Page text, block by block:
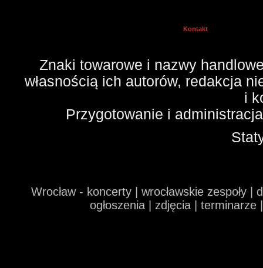
Kontakt
Znaki towarowe i nazwy
własnością ich autorów, redakcja
i
Przygotowanie i
Wrocław - koncerty | wrocławskie zespoły
ogłoszenia | zdjęcia |